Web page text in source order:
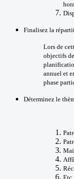
Finalisez la
Lors de
objectifs
annuel et
phase
Déterminez le
Etc.